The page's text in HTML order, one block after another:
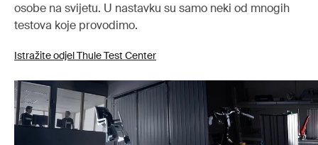
osobe na svijetu. U nastavku su samo neki od mnogih
testova koje provodimo.
Istražite odjel Thule Test Center